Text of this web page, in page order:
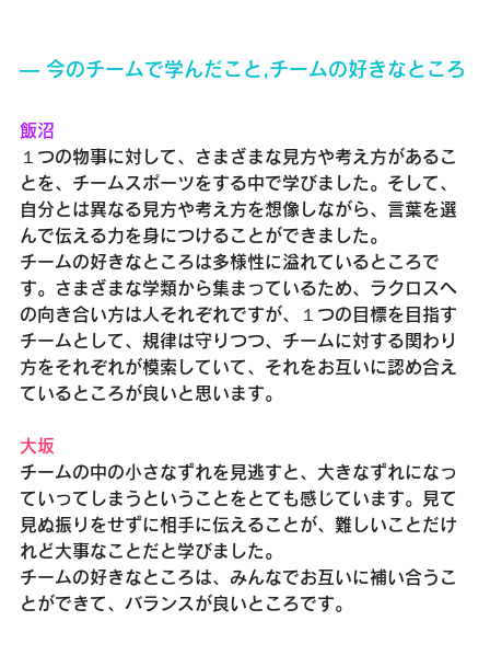
― 今のチームで学んだこと,チームの好きなところ
飯沼
１つの物事に対して、さまざまな見方や考え方があるこ
とを、チームスポーツをする中で学びました。そして、
自分とは異なる見方や考え方を想像しながら、言葉を選
んで伝える力を身につけることができました。
チームの好きなところは多様性に溢れているところで
す。さまざまな学類から集まっているため、ラクロスへ
の向き合い方は人それぞれですが、１つの目標を目指す
チームとして、規律は守りつつ、チームに対する関わり
方をそれぞれが模索していて、それをお互いに認め合え
ているところが良いと思います。
大坂
チームの中の小さなずれを見逃すと、大きなずれになっ
ていってしまうということをとても感じています。見て
見ぬ振りをせずに相手に伝えることが、難しいことだけ
れど大事なことだと学びました。
チームの好きなところは、みんなでお互いに補い合うこ
とができて、バランスが良いところです。